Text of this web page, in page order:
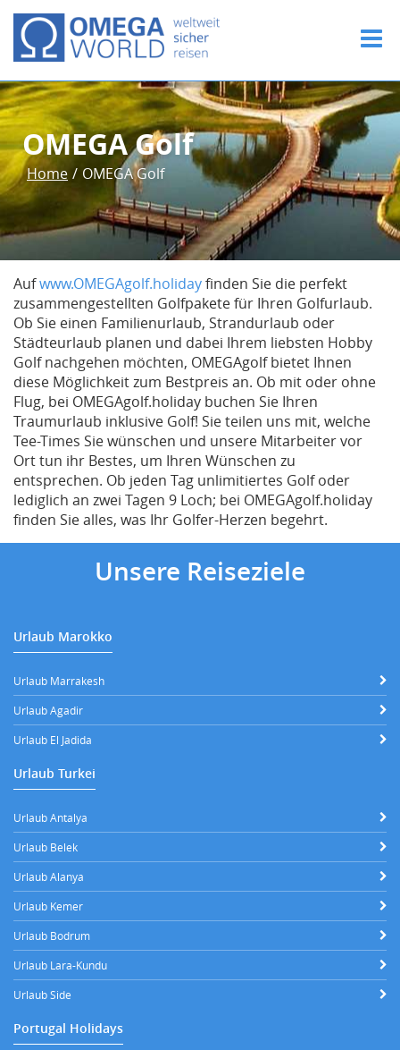
OMEGA Golf
Home / OMEGA Golf
Aufwww.OMEGAgolf.holidayfinden Sie die perfekt
zusammengestellten Golfpakete für Ihren Golfurlaub.
Ob Sie einen Familienurlaub, Strandurlaub oder
Städteurlaub planen und dabei Ihrem liebsten Hobby
Golf nachgehen möchten, OMEGAgolf bietet Ihnen
diese Möglichkeit zum Bestpreis an. Ob mit oder ohne
Flug, bei OMEGAgolf.holiday buchen Sie Ihren
Traumurlaub inklusive Golf! Sie teilen uns mit, welche
Tee-Times Sie wünschen und unsere Mitarbeiter vor
Ort tun ihr Bestes, um Ihren Wünschen zu
entsprechen. Ob jeden Tag unlimitiertes Golf oder
lediglich an zwei Tagen 9 Loch; bei OMEGAgolf.holiday
finden Sie alles, was Ihr Golfer-Herzen begehrt.
Unsere Reiseziele
Urlaub Marokko
Urlaub Marrakesh
Urlaub Agadir
Urlaub El Jadida
Urlaub Turkei
Urlaub Antalya
Urlaub Belek
Urlaub Alanya
Urlaub Kemer
Urlaub Bodrum
Urlaub Lara-Kundu
Urlaub Side
Portugal Holidays